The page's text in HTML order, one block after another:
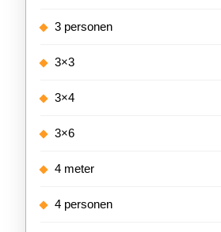
3 personen
3×3
3×4
3×6
4 meter
4 personen